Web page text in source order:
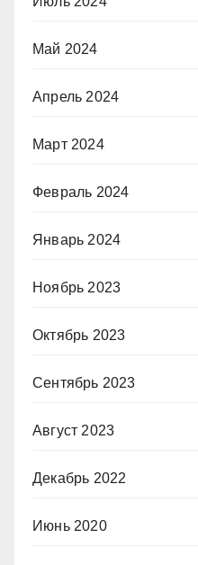
Май 2024
Апрель 2024
Март 2024
Февраль 2024
Январь 2024
Ноябрь 2023
Октябрь 2023
Сентябрь 2023
Август 2023
Декабрь 2022
Июнь 2020